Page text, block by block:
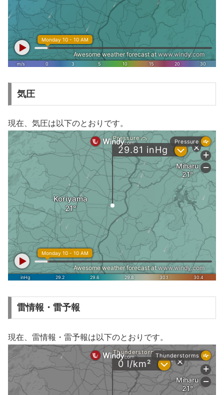
気圧
現在、気圧は以下のとおりです。
雷情報・雷予報
現在、雷情報・雷予報は以下のとおりです。